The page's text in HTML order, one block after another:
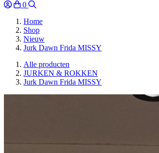
0
Home
Shop
Nieuw
Jurk Dawn Frida MISSY
Alle producten
JURKEN & ROKKEN
Jurk Dawn Frida MISSY